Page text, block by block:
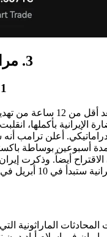
3. مراجعة الصفقة
3.1
في 7 أبريل، وبعد أقل
الإيرانية بأكملها،
دراماتيكي. أعلن ترامب
لمدة أسبوعين بوساطة
الاقتراح أيضاً. وذكرت
الأمريكية